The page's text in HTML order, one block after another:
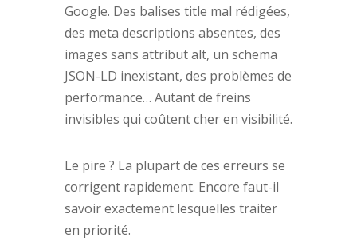
Google. Des balises title mal rédigées,
des meta descriptions absentes, des
images sans attribut alt, un schema
JSON-LD inexistant, des problèmes de
performance… Autant de freins
invisibles qui coûtent cher en visibilité.
Le pire ? La plupart de ces erreurs se
corrigent rapidement. Encore faut-il
savoir exactement lesquelles traiter
en priorité.